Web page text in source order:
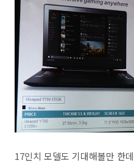
17인치 모델도 기대해볼만 한